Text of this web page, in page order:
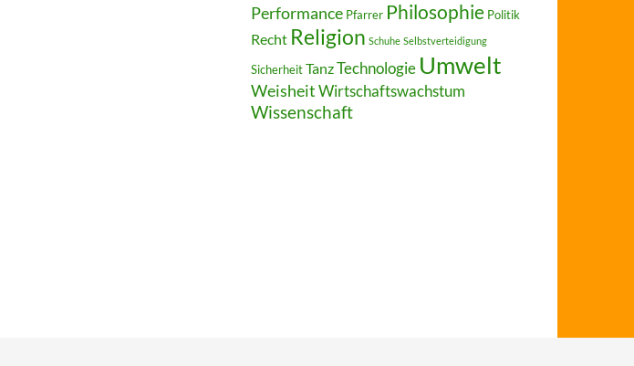
Performance Pfarrer Philosophie Politik
Recht Religion Schuhe Selbstverteidigung
SicherheitTanzTechnologie Umwelt
WeisheitWirtschaftswachstum
Wissenschaft